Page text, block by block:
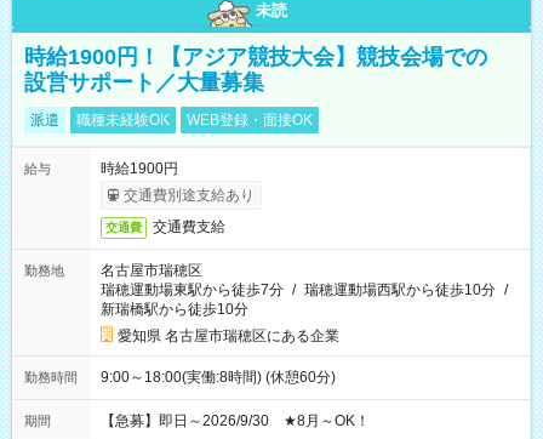
未読
時給1900円！【アジア競技大会】競技会場での
設営サポート／大量募集
派遣 職種未経験OK WEB登録・面接OK
給与
時給1900円
交通費別途支給あり
交通費 交通費支給
勤務地
名古屋市瑞穂区
瑞穂運動場東駅から徒歩7分 / 瑞穂運動場西駅から徒歩10分 /
新瑞橋駅から徒歩10分
愛知県 名古屋市瑞穂区にある企業
勤務時間 9:00～18:00(実働:8時間) (休憩60分)
期間 【急募】即日～2026/9/30 ★8月～OK！